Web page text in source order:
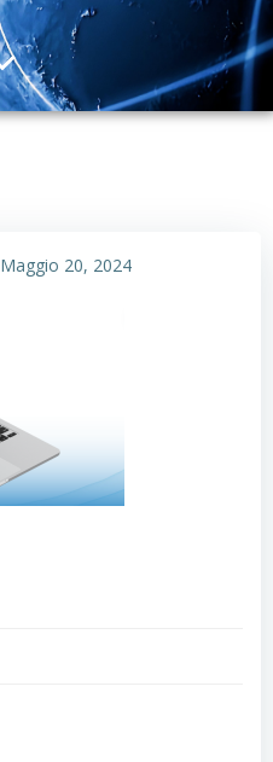
Maggio 20, 2024